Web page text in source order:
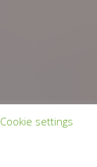
Cookie settings